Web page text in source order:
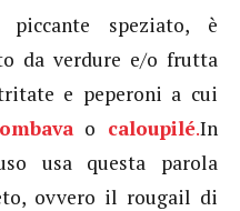
speziato, è
da verdure e/o frutta
e peperoni a cui
o caloupilé.In
usa questa parola
ovvero il rougail di